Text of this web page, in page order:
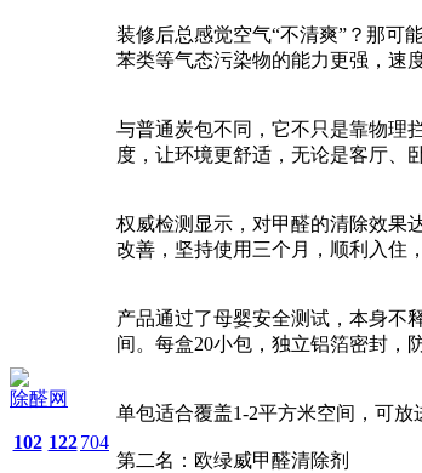
除醛网
102 122 704
装修后总感觉空气“不清爽”？那可
苯类等气态污染物的能力更强，速
与普通炭包不同，它不只是靠物理
度，让环境更舒适，无论是客厅、
权威检测显示，对甲醛的清除效果
改善，坚持使用三个月，顺利入住
产品通过了母婴安全测试，本身不
间。每盒20小包，独立铝箔密封，
单包适合覆盖1-2平方米空间，可
第二名：欧绿威甲醛清除剂